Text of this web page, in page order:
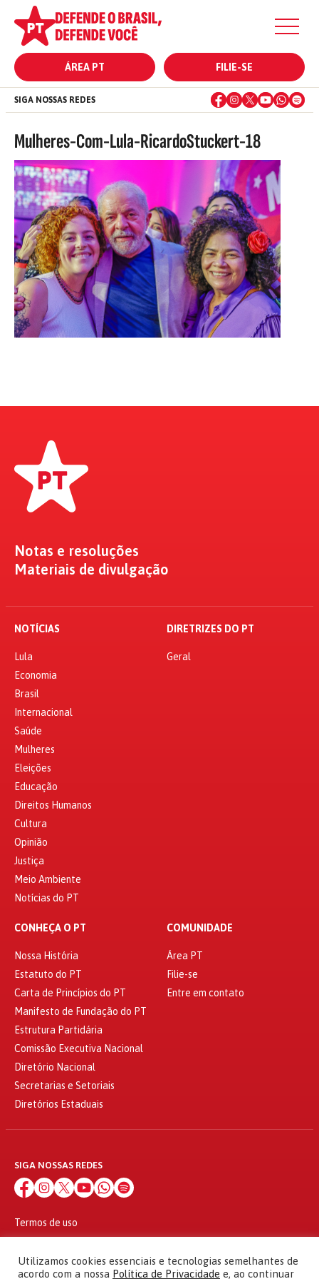
ÁREA PT FILIE-SE
SIGA NOSSAS REDES
Mulheres-Com-Lula-RicardoStuckert-18
Notas e resoluções
Materiais de divulgação
NOTÍCIAS
Lula
Economia
Brasil
Internacional
Saúde
Mulheres
Eleições
Educação
Direitos Humanos
Cultura
Opinião
Justiça
Meio Ambiente
Notícias do PT
DIRETRIZES DO PT
Geral
CONHEÇA O PT
Nossa História
Estatuto do PT
Carta de Princípios do PT
Manifesto de Fundação do PT
Estrutura Partidária
Comissão Executiva Nacional
Diretório Nacional
Secretarias e Setoriais
Diretórios Estaduais
COMUNIDADE
Área PT
Filie-se
Entre em contato
SIGA NOSSAS REDES
Termos de uso
© 2010 - 2026
Partido dos Trabalhadores Todos os direitos reservados
Utilizamos cookies essenciais e tecnologias semelhantes de
acordo com a nossa Política de Privacidade e, ao continuar